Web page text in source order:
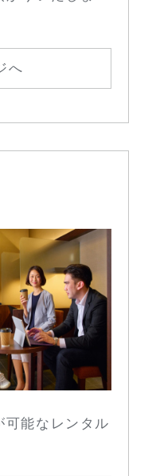
へ
可能なレンタル